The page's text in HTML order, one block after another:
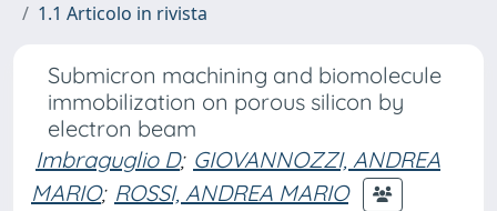
1.1 Articolo in rivista
Submicron machining and biomolecule
immobilization on porous silicon by
electron beam
Imbraguglio D; GIOVANNOZZI, ANDREA
MARIO; ROSSI, ANDREA MARIO